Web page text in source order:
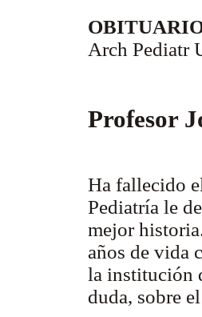
Arch Pediatr
Profesor
Ha fallecido
Pediatría le
mejor
años de vida
la institución
duda, sobre